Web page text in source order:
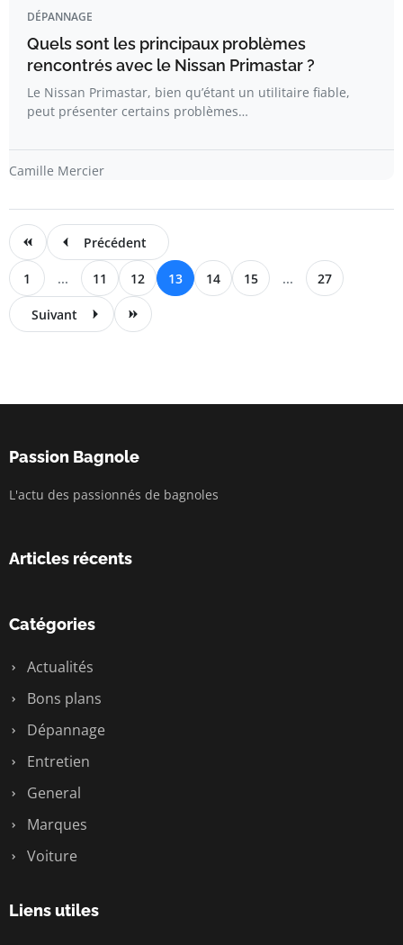
DÉPANNAGE
Quels sont les principaux problèmes
rencontrés avec le Nissan Primastar ?
Le Nissan Primastar, bien qu’étant un utilitaire fiable,
peut présenter certains problèmes…
Camille Mercier
Précédent
1 ... 11 12 13 14 15 ... 27
Suivant
Passion Bagnole
L'actu des passionnés de bagnoles
Articles récents
Catégories
Actualités
Bons plans
Dépannage
Entretien
General
Marques
Voiture
Liens utiles